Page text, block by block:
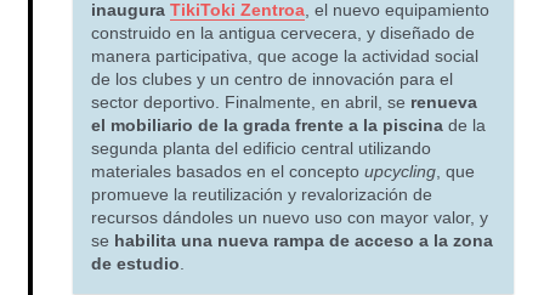
inaugura TikiToki Zentroa , el nuevo equipamiento
construido en la antigua cervecera, y diseñado de
manera participativa, que acoge la actividad social
de los clubes y un centro de innovación para el
sector deportivo. Finalmente, en abril, se renueva
el mobiliario de la grada frente a la piscina de la
segunda planta del edificio central utilizando
materiales basados en el concepto upcycling , que
promueve la reutilización y revalorización de
recursos dándoles un nuevo uso con mayor valor, y
se habilita una nueva rampa de acceso a la zona
de estudio